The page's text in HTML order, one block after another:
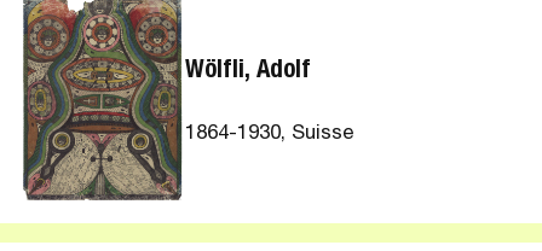
Wölfli, Adolf
1864-1930, Suisse